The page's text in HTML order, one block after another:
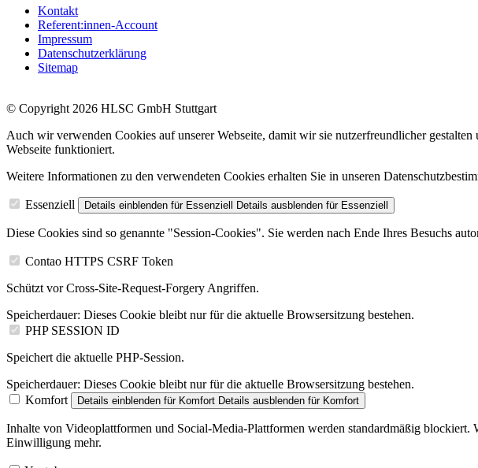
Kontakt
Referent:innen-Account
Impressum
Datenschutzerklärung
Sitemap
© Copyright 2026 HLSC GmbH Stuttgart
Auch wir verwenden Cookies auf unserer Webseite, damit wir sie nutzerfreundlicher
Webseite funktioniert.
Weitere Informationen zu den verwendeten Cookies erhalten Sie in unseren
Essenziell Details einblenden für Essenziell Details ausblenden für Essenziell
Diese Cookies sind so genannte "Session-Cookies". Sie werden nach Ende Ihres Besuchs
Contao HTTPS CSRF Token
Schützt vor Cross-Site-Request-Forgery Angriffen.
Speicherdauer: Dieses Cookie bleibt nur für die aktuelle Browsersitzung bestehen.
PHP SESSION ID
Speichert die aktuelle PHP-Session.
Speicherdauer: Dieses Cookie bleibt nur für die aktuelle Browsersitzung bestehen.
Komfort
Details einblenden für Komfort Details ausblenden für Komfort
Inhalte von Videoplattformen und Social-Media-Plattformen werden standardmäßig
Einwilligung mehr.